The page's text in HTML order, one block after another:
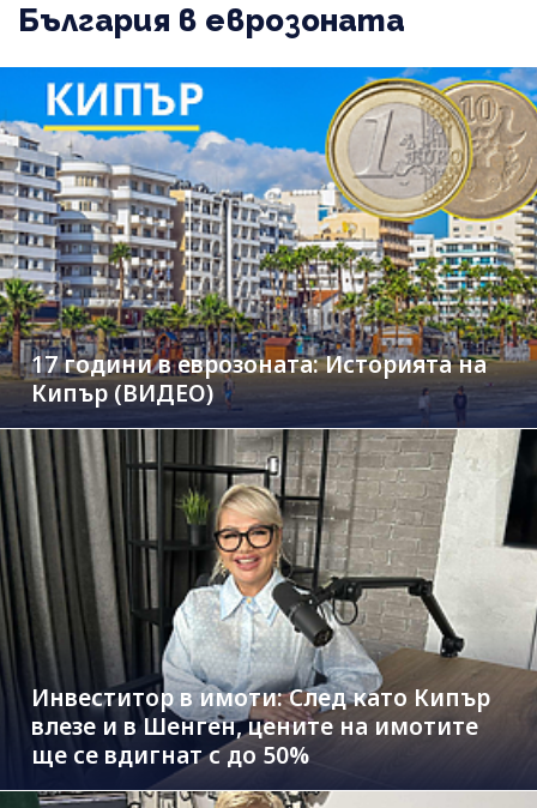
България в еврозоната
17 години в еврозоната: Историята на
Кипър (ВИДЕО)
Инвеститор в имоти: След като Кипър
влезе и в Шенген, цените на имотите
ще се вдигнат с до 50%